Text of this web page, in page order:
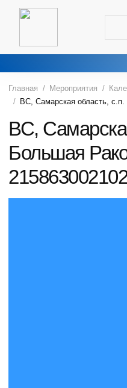
Главная Мероприятия
ВС, Самарская область,
ВС,
Большая